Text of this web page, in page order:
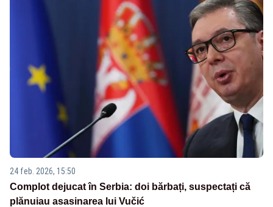
24 feb. 2026, 15:50
Complot dejucat în Serbia: doi bărbați, suspectați că
plănuiau asasinarea lui Vučić